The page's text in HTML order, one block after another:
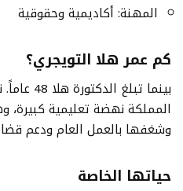
المهنة: أكاديمية وحقوقية
كم عمر هلا التويجري؟
بينما
المملكة نهضة تعليمية
وشغفها بالعمل العام ودعم
حياتها الخاصة